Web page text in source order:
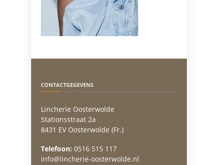
CONTACTGEGEVENS
Lincherie Oosterwolde
Stationsstraat 2a
8431 EV Oosterwolde (Fr.)
Telefoon: 0516 515 117
info@lincherie-oosterwolde.nl